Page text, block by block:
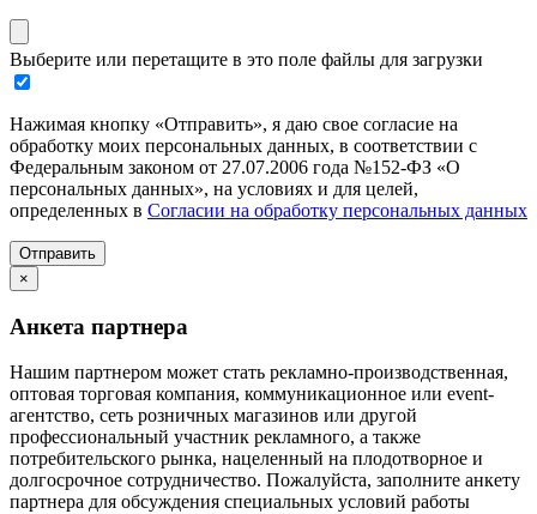
Выберите или перетащите в это поле файлы для загрузки
Нажимая кнопку «Отправить», я даю свое согласие на
обработку моих персональных данных, в соответствии с
Федеральным законом от 27.07.2006 года №152-ФЗ «О
персональных данных», на условиях и для целей,
определенных в Согласии на обработку персональных данных
Отправить
×
Анкета партнера
Нашим партнером может стать рекламно-производственная,
оптовая торговая компания, коммуникационное или event-
агентство, сеть розничных магазинов или другой
профессиональный участник рекламного, а также
потребительского рынка, нацеленный на плодотворное и
долгосрочное сотрудничество. Пожалуйста, заполните анкету
партнера для обсуждения специальных условий работы